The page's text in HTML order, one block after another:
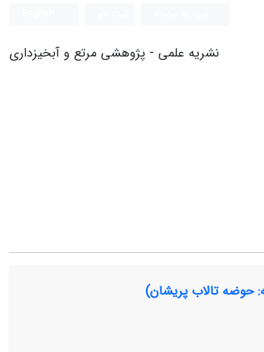
نشریه علمی - پژوهشی مرتع و آبخیزداری
حوضه تالاب پریشان)